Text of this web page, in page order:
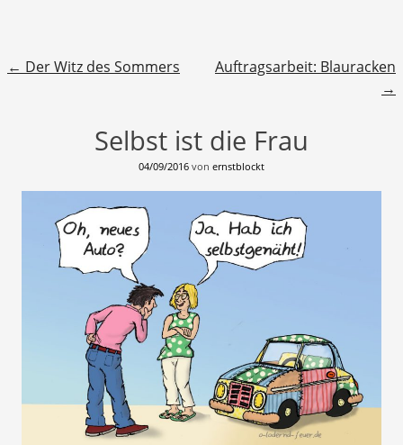
Beitragsnavigation
← Der Witz des Sommers
Auftragsarbeit: Blauracken
→
Selbst ist die Frau
04/09/2016 von ernstblockt